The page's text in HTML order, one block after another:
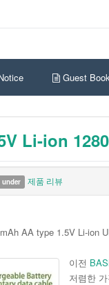
Guest
Li-ion
제품 리뷰
AA type 1.5V Li-ion
이전
저렴한